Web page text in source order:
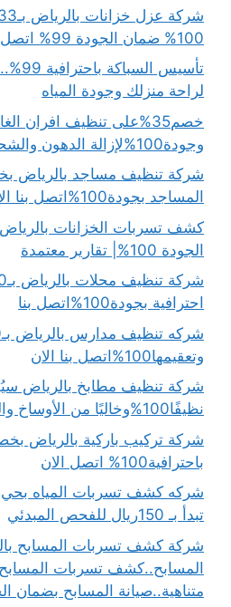
100% ضمان الجودة 99% اتصل بنا الان
تأسيس
لراحة منزلك وجودة المياه
خصم35%على تنظيف افران
وجودة100%لإزالة الدهون والشحوم اتصل بنا الان
المساجد بجودة100%اتصل بنا الان
الجودة 100%| تقارير معتمدة
احترافية بجودة100%اتصل بنا
وتعقيمها100%اتصل بنا الان
شركة تنظيف مطابخ بالرياض
نظيفًا100%وخاليًا من الأوساخ والدهون بـ40%خصم
باحترافية100% اتصل الان
شركه كشف تسربات المياه بحي
تبدأ بـ 150ريال للفحص المبدئي
شركة كشف تسربات المسابح
المسابح..كشف تسربات المسابح
متناهية..صيانة المسابح بضمان